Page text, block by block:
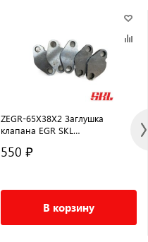
ZEGR-65X38X2 Заглушка
клапана EGR SKL
отверстия Ø10мм
550 ₽
В корзину